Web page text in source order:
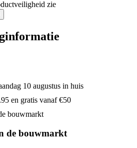
zie
10 augustus in huis
en gratis vanaf €50
bouwmarkt
de bouwmarkt